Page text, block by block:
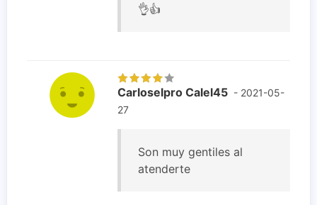
👌👍
Carloselpro Calel45 - 2021-05-
27
Son muy gentiles al
atenderte